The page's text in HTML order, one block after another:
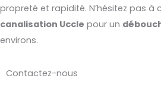
propreté et rapidité. N’hésitez pas à
canalisation Uccle pour un
environs.
Contactez-nous